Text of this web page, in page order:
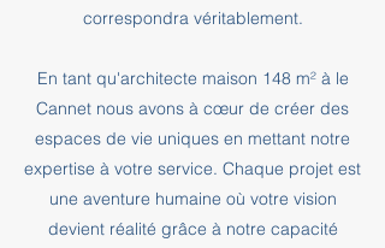
correspondra véritablement.
En tant qu'architecte maison 148 m² à le
Cannet nous avons à cœur de créer des
espaces de vie uniques en mettant notre
expertise à votre service. Chaque projet est
une aventure humaine où votre vision
devient réalité grâce à notre capacité